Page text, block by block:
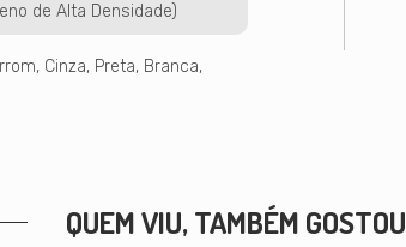
de Alta Densidade)
Cinza, Preta, Branca,
QUEM VIU, TAMBÉM GOSTOU